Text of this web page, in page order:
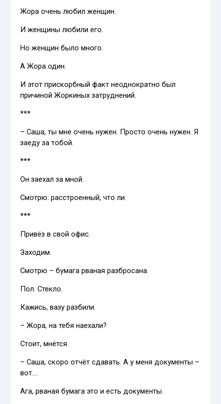
Жора очень любил женщин.
И женщины любили его.
Но женщин было много.
А Жора один.
И этот прискорбный факт неоднократно был
причиной Жоркиных затруднений.
***
– Саша, ты мне очень нужен. Просто очень нужен. Я
заеду за тобой.
***
Он заехал за мной.
Смотрю: расстроенный, что ли.
***
Привёз в свой офис.
Заходим.
Смотрю – бумага рваная разбросана.
Пол. Стекло.
Кажись, вазу разбили.
– Жора, на тебя наехали?
Стоит, мнётся.
– Саша, скоро отчёт сдавать. А у меня документы –
вот….
Ага, рваная бумага это и есть документы.